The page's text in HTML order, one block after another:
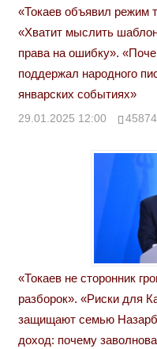
«Токаев объявил режим
«Хватит мыслить
права на ошибку».
поддержал народного
январских событиях»
29.01.2025 12:00 45874
«Токаев не сторонник
разборок». «Риски для
защищают семью
доход: почему